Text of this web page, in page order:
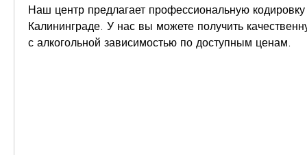
Наш центр предлагает профессиональную
Калининграде. У нас вы можете получить
с алкогольной зависимостью по доступным ценам.